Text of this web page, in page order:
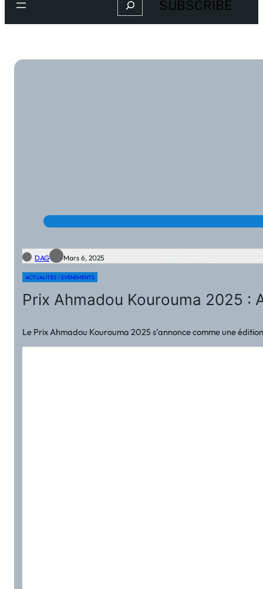
Search SUBSCRIBE
DAG Mars 6, 2025
ACTUALITÉS / EVÉNEMENTS
Prix Ahmadou Kourouma 2025 :
Le Prix Ahmadou Kourouma 2025 s’annonce comme une